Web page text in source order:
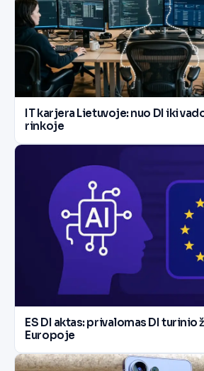
IT karjera Lietuvoje: nuo DI iki
rinkoje
ES DI aktas: privalomas DI turinio
Europoje